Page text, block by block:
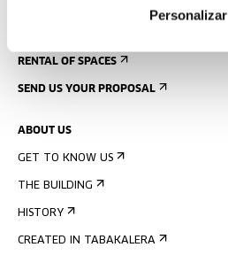
Personalizar
RENTAL OF SPACES
SEND US YOUR PROPOSAL
ABOUT US
GET TO KNOW US
THE BUILDING
HISTORY
CREATED IN TABAKALERA